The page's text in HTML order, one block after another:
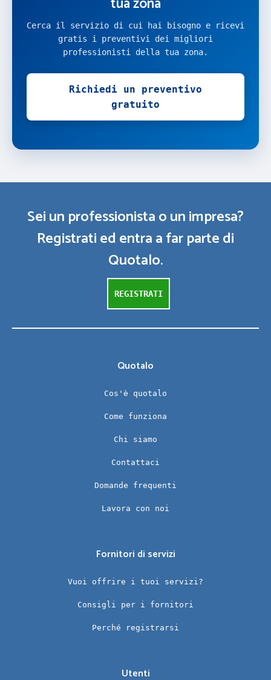
Cerca il servizio di cui hai bisogno e ricevi
gratis i preventivi dei migliori
professionisti della tua zona.
Richiedi un preventivo
gratuito
Sei un professionista o un impresa?
Registrati ed entra a far parte di
Quotalo.
REGISTRATI
Quotalo
Cos'è quotalo
Come funziona
Chi siamo
Contattaci
Domande frequenti
Lavora con noi
Fornitori di servizi
Vuoi offrire i tuoi servizi?
Consigli per i fornitori
Perché registrarsi
Utenti